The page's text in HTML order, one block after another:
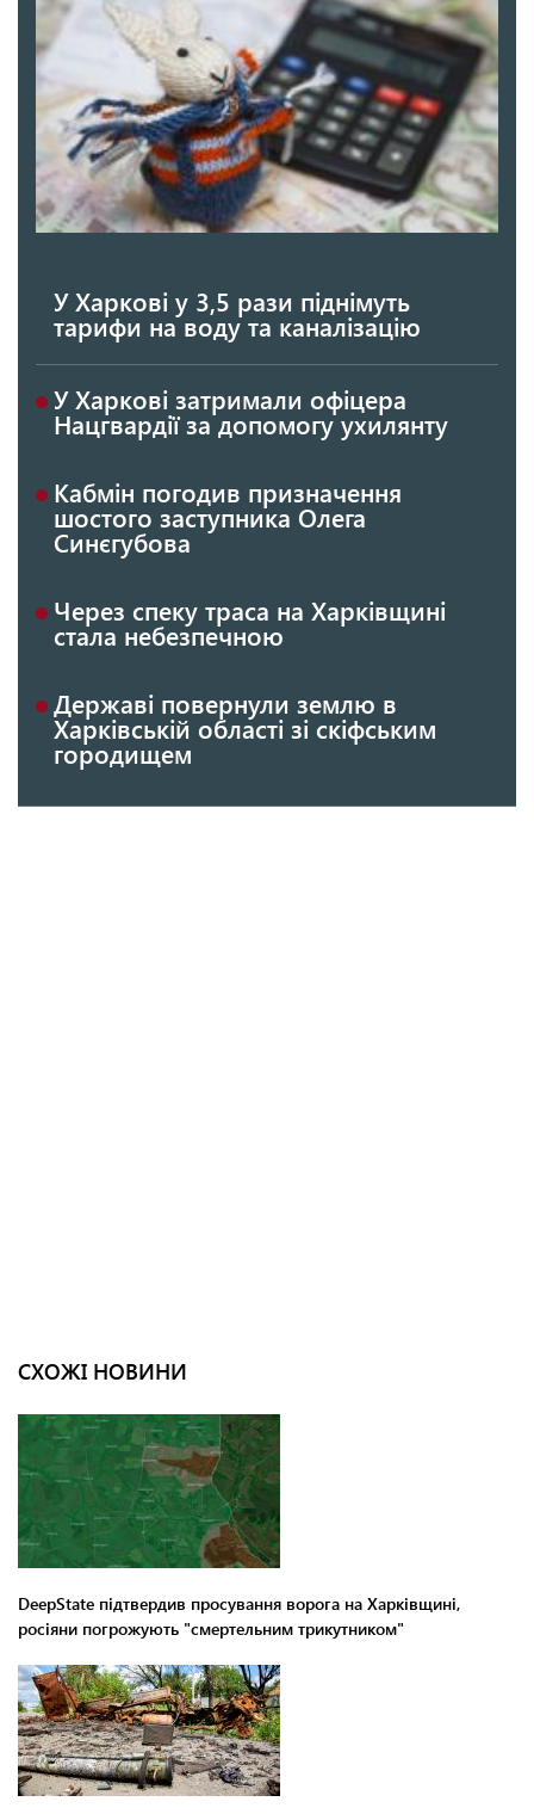
У Харкові у 3,5 рази піднімуть
тарифи на воду та каналізацію
У Харкові затримали офіцера
Нацгвардії за допомогу ухилянту
Кабмін погодив призначення
шостого заступника Олега
Синєгубова
Через спеку траса на Харківщині
стала небезпечною
Державі повернули землю в
Харківській області зі скіфським
городищем
СХОЖІ НОВИНИ
DeepState підтвердив просування ворога на Харківщині,
росіяни погрожують "смертельним трикутником"